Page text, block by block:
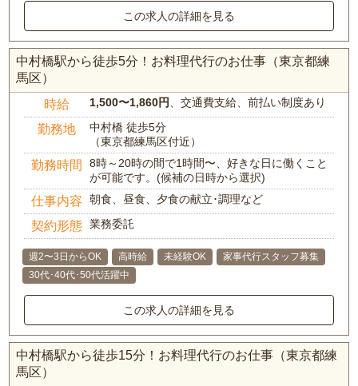
この求人の詳細を見る
中村橋駅から徒歩5分！お料理代行のお仕事（東京都練
馬区）
時給 1,500〜1,860円、交通費支給、前払い制度あり
勤務地
中村橋 徒歩5分
（東京都練馬区付近）
勤務時間
8時～20時の間で1時間〜、好きな日に働くこと
が可能です。(候補の日時から選択)
仕事内容 朝食、昼食、夕食の献立･調理など
契約形態 業務委託
週2〜3日からOK 高時給 未経験OK
家事代行スタッフ募集
30代･40代･50代活躍中
この求人の詳細を見る
中村橋駅から徒歩15分！お料理代行のお仕事（東京都練
馬区）